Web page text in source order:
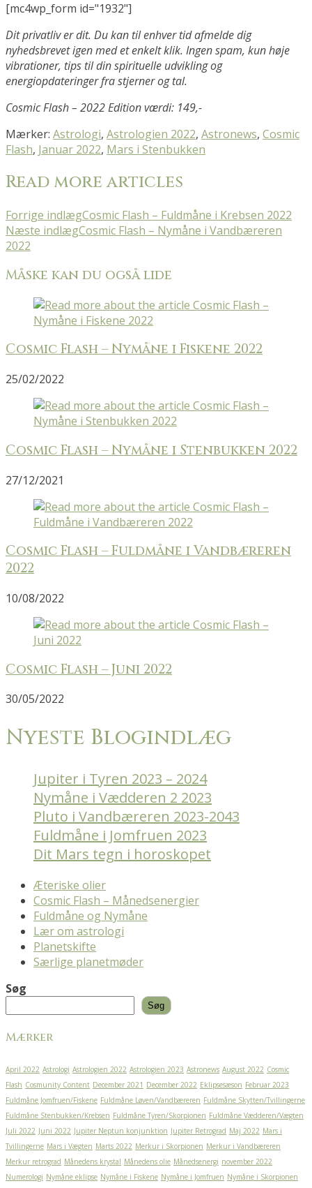
[mc4wp_form id="1932"]
Dit privatliv er dit. Du kan til enhver tid afmelde dig
nyhedsbrevet igen med et enkelt klik. Ingen spam, kun høje
vibrationer, tips til din spirituelle udvikling og
energiopdateringer fra stjerner og tal.
Cosmic Flash – 2022 Edition værdi: 149,-
Mærker: Astrologi, Astrologien 2022, Astronews, Cosmic
Flash, Januar 2022, Mars i Stenbukken
Read more articles
Forrige indlægCosmic Flash – Fuldmåne i Krebsen 2022
Næste indlægCosmic Flash – Nymåne i Vandbæreren
2022
Måske kan du også lide
Cosmic Flash – Nymåne i Fiskene 2022
25/02/2022
Cosmic Flash – Nymåne i Stenbukken 2022
27/12/2021
Cosmic Flash – Fuldmåne i Vandbæreren
2022
10/08/2022
Cosmic Flash – Juni 2022
30/05/2022
Nyeste Blogindlæg
Jupiter i Tyren 2023 – 2024
Nymåne i Vædderen 2 2023
Pluto i Vandbæreren 2023-2043
Fuldmåne i Jomfruen 2023
Dit Mars tegn i horoskopet
Æteriske olier
Cosmic Flash – Månedsenergier
Fuldmåne og Nymåne
Lær om astrologi
Planetskifte
Særlige planetmøder
Søg
Søg
Mærker
April 2022 Astrologi Astrologien 2022 Astrologien 2023 Astronews August 2022 Cosmic
Flash Cosmunity Content December 2021 December 2022 Eklipsesæson Februar 2023
Fuldmåne Jomfruen/Fiskene Fuldmåne Løven/Vandbæreren Fuldmåne Skytten/Tvillingerne
Fuldmåne Stenbukken/Krebsen Fuldmåne Tyren/Skorpionen Fuldmåne Vædderen/Vægten
Juli 2022 Juni 2022 Jupiter Neptun konjunktion Jupiter Retrograd Maj 2022 Mars i
Tvillingerne Mars i Vægten Marts 2022 Merkur i Skorpionen Merkur i Vandbæreren
Merkur retrograd Månedens krystal Månedens olie Månedsenergi november 2022
Numerologi Nymåne eklipse Nymåne i Fiskene Nymåne i Jomfruen Nymåne i Skorpionen